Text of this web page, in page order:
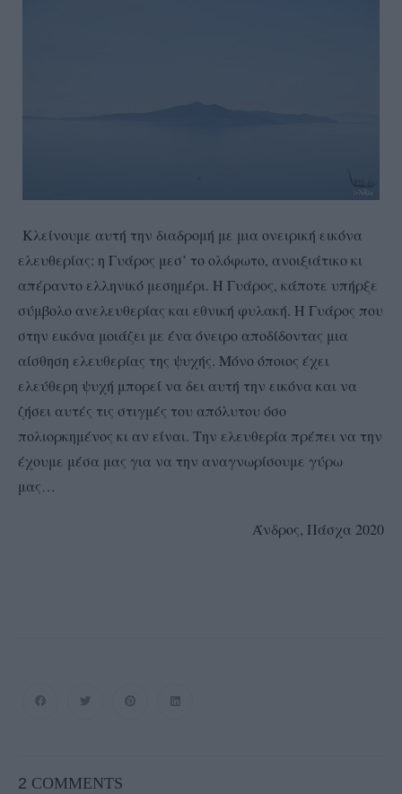
Κλείνουμε αυτή την διαδρομή με μια ονειρική εικόνα
ελευθερίας: η Γυάρος μεσ’ το ολόφωτο, ανοιξιάτικο κι
απέραντο ελληνικό μεσημέρι. Η Γυάρος, κάποτε υπήρξε
σύμβολο ανελευθερίας και εθνική φυλακή. Η Γυάρος που
στην εικόνα μοιάζει με ένα όνειρο αποδίδοντας μια
αίσθηση ελευθερίας της ψυχής. Μόνο όποιος έχει
ελεύθερη ψυχή μπορεί να δει αυτή την εικόνα και να
ζήσει αυτές τις στιγμές του απόλυτου όσο
πολιορκημένος κι αν είναι. Την ελευθερία πρέπει να την
έχουμε μέσα μας για να την αναγνωρίσουμε γύρω
μας…
Άνδρος, Πάσχα 2020
2 COMMENTS